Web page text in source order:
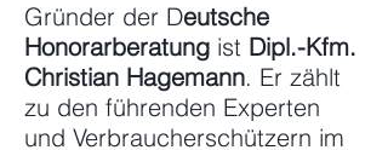
Gründer der Deutsche
Honorarberatung ist Dipl.-Kfm.
Christian Hagemann. Er zählt
zu den führenden Experten
und Verbraucherschützern im